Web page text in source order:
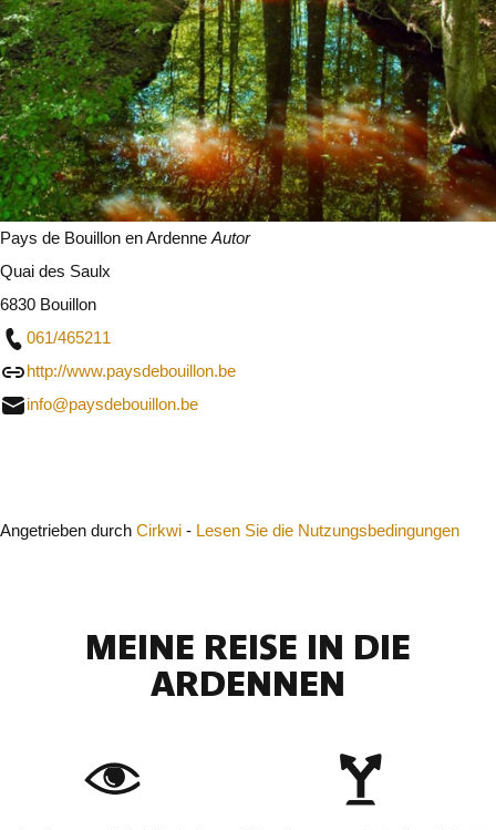
Pays de Bouillon en Ardenne Autor
Quai des Saulx
6830 Bouillon
061/465211
http://www.paysdebouillon.be
info@paysdebouillon.be
Angetrieben durch Cirkwi - Lesen Sie die Nutzungsbedingungen
MEINE REISE IN DIE
ARDENNEN